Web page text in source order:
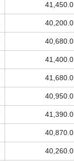
41,450.0
40,200.0
40,680.0
41,400.0
41,680.0
40,950.0
41,390.0
40,870.0
40,260.0